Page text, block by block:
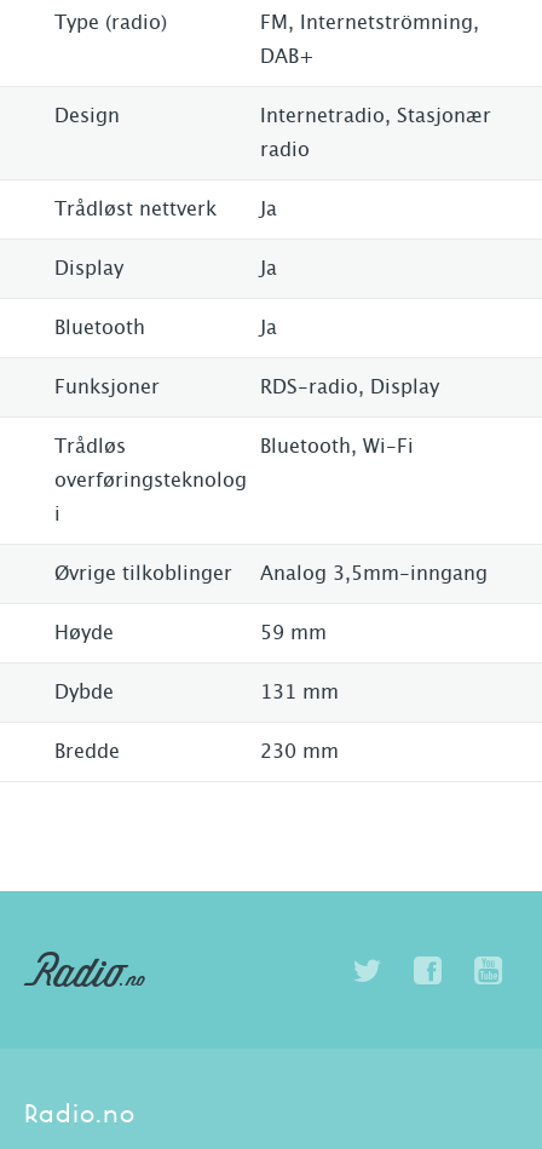
Type (radio)
FM, Internetströmning,
DAB+
Design
Internetradio, Stasjonær
radio
Trådløst nettverk Ja
Display Ja
Bluetooth Ja
Funksjoner RDS-radio, Display
Trådløs
overføringsteknolog
i
Bluetooth, Wi-Fi
Øvrige tilkoblinger Analog 3,5mm-inngang
Høyde 59 mm
Dybde 131 mm
Bredde 230 mm
Radio.no